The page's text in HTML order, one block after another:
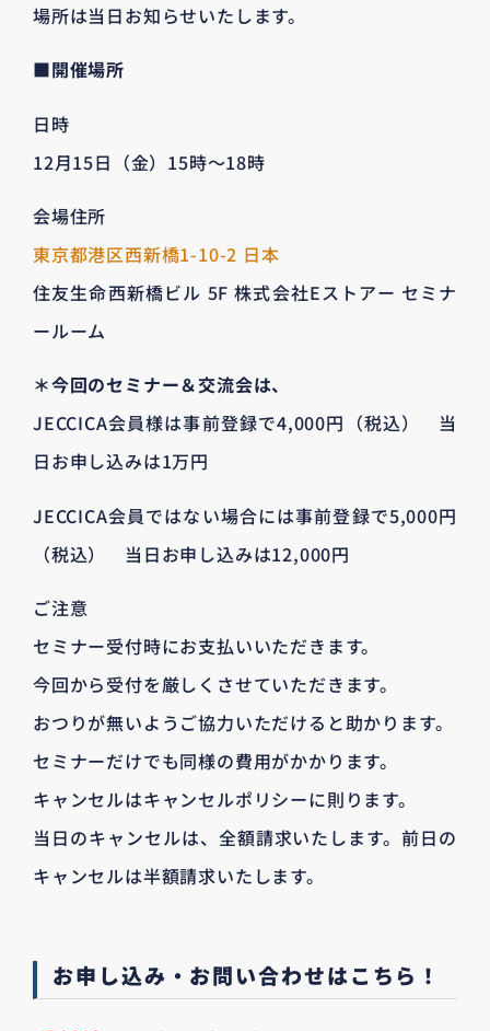
場所は当日お知らせいたします。
■開催場所
日時
12月15日（金）15時〜18時
会場住所
東京都港区西新橋1-10-2 日本
住友生命西新橋ビル 5F 株式会社Eストアー セミナ
ールーム
＊今回のセミナー＆交流会は、
JECCICA会員様は事前登録で4,000円（税込） 当
日お申し込みは1万円
JECCICA会員ではない場合には事前登録で5,000円
（税込） 当日お申し込みは12,000円
ご注意
セミナー受付時にお支払いいただきます。
今回から受付を厳しくさせていただきます。
おつりが無いようご協力いただけると助かります。
セミナーだけでも同様の費用がかかります。
キャンセルはキャンセルポリシーに則ります。
当日のキャンセルは、全額請求いたします。前日の
キャンセルは半額請求いたします。
お申し込み・お問い合わせはこちら！